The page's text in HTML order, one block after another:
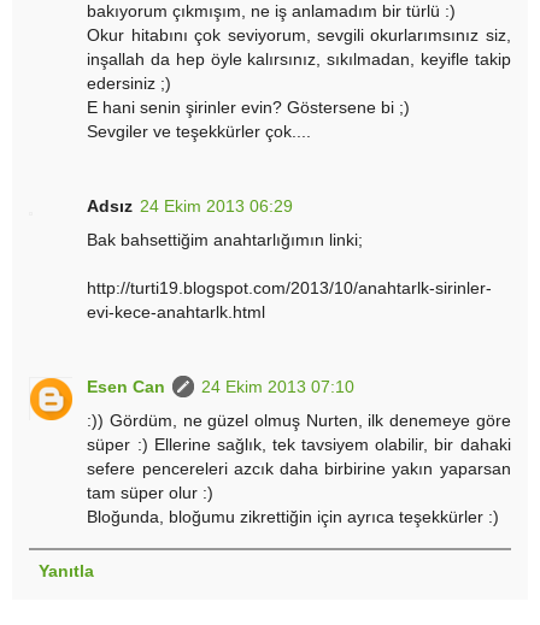
bakıyorum çıkmışım, ne iş anlamadım bir türlü :)
Okur hitabını çok seviyorum, sevgili okurlarımsınız siz,
inşallah da hep öyle kalırsınız, sıkılmadan, keyifle takip
edersiniz ;)
E hani senin şirinler evin? Göstersene bi ;)
Sevgiler ve teşekkürler çok....
Adsız 24 Ekim 2013 06:29
Bak bahsettiğim anahtarlığımın linki;
http://turti19.blogspot.com/2013/10/anahtarlk-sirinler-
evi-kece-anahtarlk.html
Esen Can
24 Ekim 2013 07:10
:)) Gördüm, ne güzel olmuş Nurten, ilk denemeye göre
süper :) Ellerine sağlık, tek tavsiyem olabilir, bir dahaki
sefere pencereleri azcık daha birbirine yakın yaparsan
tam süper olur :)
Bloğunda, bloğumu zikrettiğin için ayrıca teşekkürler :)
Yanıtla